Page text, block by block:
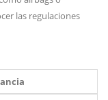
las regulaciones